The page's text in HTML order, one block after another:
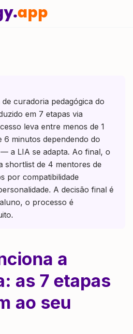
app
curadoria pedagógica do
em 7 etapas via
leva entre menos de 1
6 minutos dependendo do
a LIA se adapta. Ao final, o
shortlist de 4 mentores de
por compatibilidade
A decisão final é
o processo é
a
as 7 etapas
ao seu